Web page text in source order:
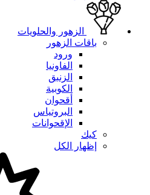
الزهور والحلويات
باقات الزهور
ورود
الفاونيا
الزنبق
الكوبية
أقحوان
البروتياس
الإقحوانات
كيك
إظهار الكل